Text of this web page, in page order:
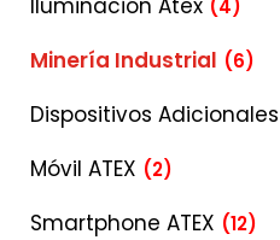
Iluminación Atex (4)
Minería Industrial (6)
Dispositivos Adicionales
Móvil ATEX (2)
Smartphone ATEX (12)